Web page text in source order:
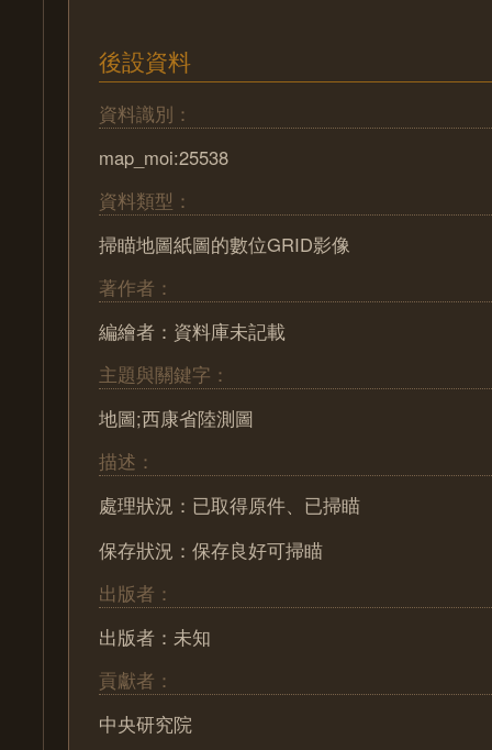
後設資料
資料識別：
map_moi:25538
資料類型：
掃瞄地圖紙圖的數位GRID影像
著作者：
編繪者：資料庫未記載
主題與關鍵字：
地圖;西康省陸測圖
描述：
處理狀況：已取得原件、已掃瞄
保存狀況：保存良好可掃瞄
出版者：
出版者：未知
貢獻者：
中央研究院